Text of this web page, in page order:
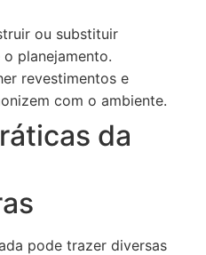
ou substituir
planejamento.
revestimentos e
com o ambiente.
da
pode trazer diversas